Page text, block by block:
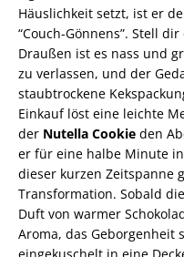
Häuslichkeit setzt, ist er
“Couch-Gönnens”. Stell
Draußen ist es nass und
zu verlassen, und der
staubtrockene
Einkauf löst eine leichte
der Nutella Cookie den
er für eine halbe Minute
dieser kurzen Zeitspanne
Transformation. Sobald
Duft von warmer
Aroma, das Geborgenheit